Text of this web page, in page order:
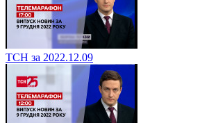
ТСН за 2022.12.09